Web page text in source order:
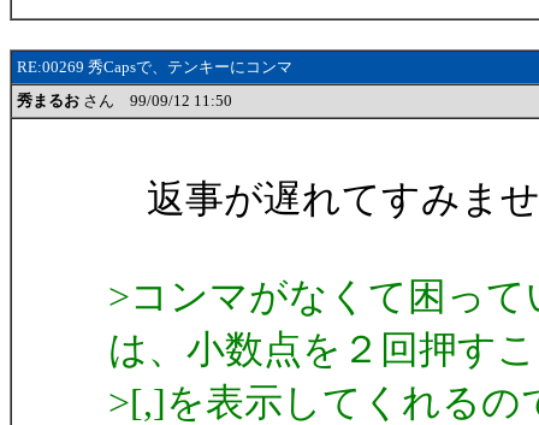
RE:00269 秀Capsで、テンキーにコンマ
秀まるお さん 99/09/12 11:50
返事が遅れてすみま
>コンマがなくて困って
は、小数点を２回押す
>[,]を表示してくれるの